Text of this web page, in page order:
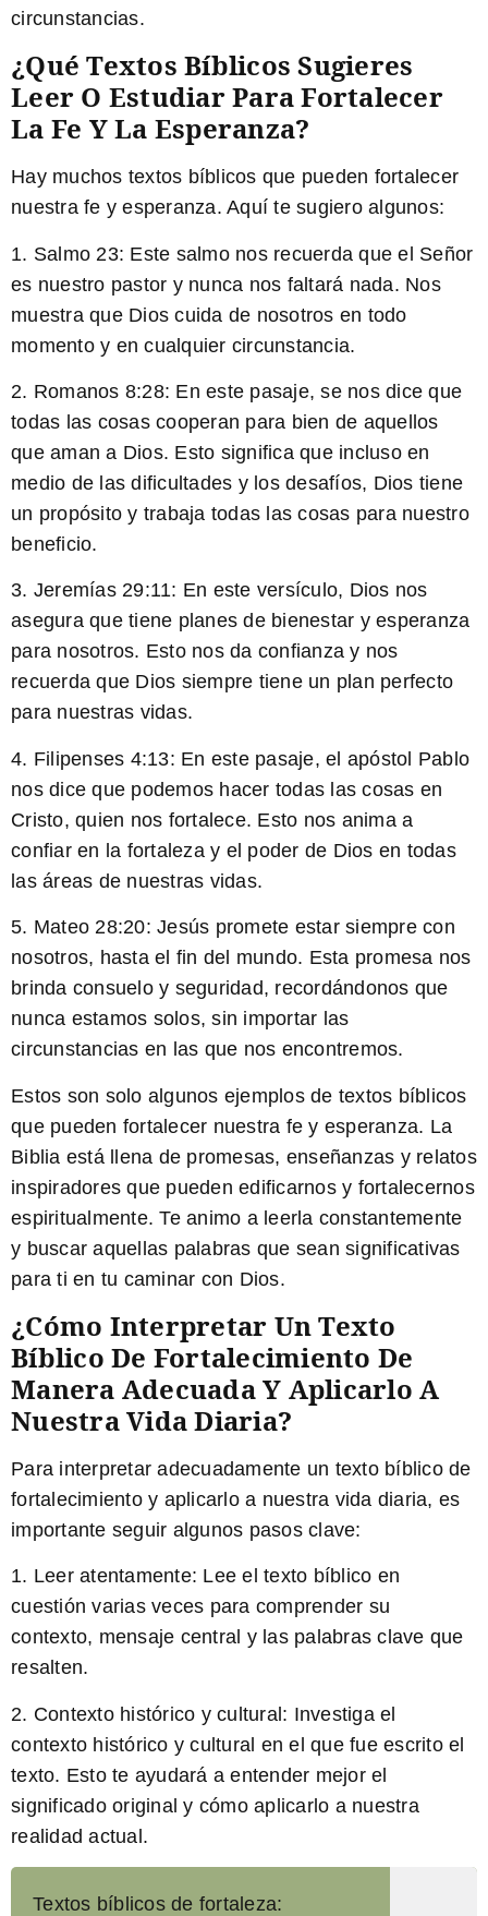
circunstancias.
¿Qué Textos Bíblicos Sugieres
Leer O Estudiar Para Fortalecer
La Fe Y La Esperanza?
Hay muchos textos bíblicos que pueden fortalecer
nuestra fe y esperanza. Aquí te sugiero algunos:
1. Salmo 23: Este salmo nos recuerda que el Señor
es nuestro pastor y nunca nos faltará nada. Nos
muestra que Dios cuida de nosotros en todo
momento y en cualquier circunstancia.
2. Romanos 8:28: En este pasaje, se nos dice que
todas las cosas cooperan para bien de aquellos
que aman a Dios. Esto significa que incluso en
medio de las dificultades y los desafíos, Dios tiene
un propósito y trabaja todas las cosas para nuestro
beneficio.
3. Jeremías 29:11: En este versículo, Dios nos
asegura que tiene planes de bienestar y esperanza
para nosotros. Esto nos da confianza y nos
recuerda que Dios siempre tiene un plan perfecto
para nuestras vidas.
4. Filipenses 4:13: En este pasaje, el apóstol Pablo
nos dice que podemos hacer todas las cosas en
Cristo, quien nos fortalece. Esto nos anima a
confiar en la fortaleza y el poder de Dios en todas
las áreas de nuestras vidas.
5. Mateo 28:20: Jesús promete estar siempre con
nosotros, hasta el fin del mundo. Esta promesa nos
brinda consuelo y seguridad, recordándonos que
nunca estamos solos, sin importar las
circunstancias en las que nos encontremos.
Estos son solo algunos ejemplos de textos bíblicos
que pueden fortalecer nuestra fe y esperanza. La
Biblia está llena de promesas, enseñanzas y relatos
inspiradores que pueden edificarnos y fortalecernos
espiritualmente. Te animo a leerla constantemente
y buscar aquellas palabras que sean significativas
para ti en tu caminar con Dios.
¿Cómo Interpretar Un Texto
Bíblico De Fortalecimiento De
Manera Adecuada Y Aplicarlo A
Nuestra Vida Diaria?
Para interpretar adecuadamente un texto bíblico de
fortalecimiento y aplicarlo a nuestra vida diaria, es
importante seguir algunos pasos clave:
1. Leer atentamente: Lee el texto bíblico en
cuestión varias veces para comprender su
contexto, mensaje central y las palabras clave que
resalten.
2. Contexto histórico y cultural: Investiga el
contexto histórico y cultural en el que fue escrito el
texto. Esto te ayudará a entender mejor el
significado original y cómo aplicarlo a nuestra
realidad actual.
Textos bíblicos de fortaleza: